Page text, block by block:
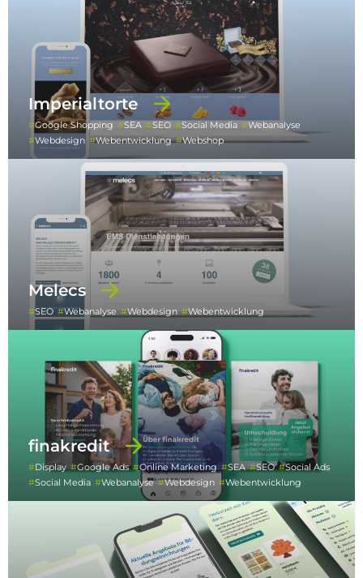
Imperialtorte
Google Shopping SEA SEO Social Media
Webanalyse
Webdesign
Webentwicklung Webshop
Melecs
SEO Webanalyse Webdesign Webentwicklung
finakredit
Display Google Ads Online Marketing SEA SEO
Social Ads
Social Media
Webanalyse Webdesign Webentwicklung